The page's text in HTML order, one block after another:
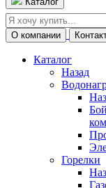
О компании
Каталог
Назад
Горелки